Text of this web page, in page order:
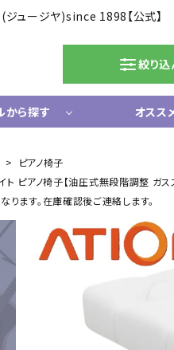
ュージヤ)since 1898【公式】
絞り
から探す
ドラム
電子ドラム
ハードウェア
オスス
ピアノ椅子
ト ピアノ椅子【油圧式無段階調整 ガ
ます。在庫確認後ご連絡します。